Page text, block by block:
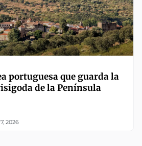
portuguesa que guarda la
de la Península
2026